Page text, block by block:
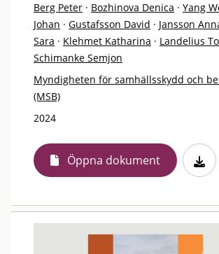
Berg Peter · Bozhinova Denica · Yang
Johan · Gustafsson David · Jansson
Sara · Klehmet Katharina · Landelius
Schimanke Semjon
Myndigheten för samhällsskydd och
(MSB)
2024
Öppna dokument